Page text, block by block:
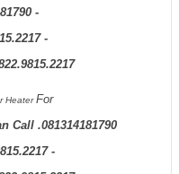
-
-
HeaterFor
Call .081314181790
-